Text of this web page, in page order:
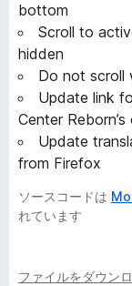
bottom
Scroll to
hidden
Do not scroll
Update link
Center Reborn’s
Update
from Firefox
ソースコードは
れています
ファイルをダウン